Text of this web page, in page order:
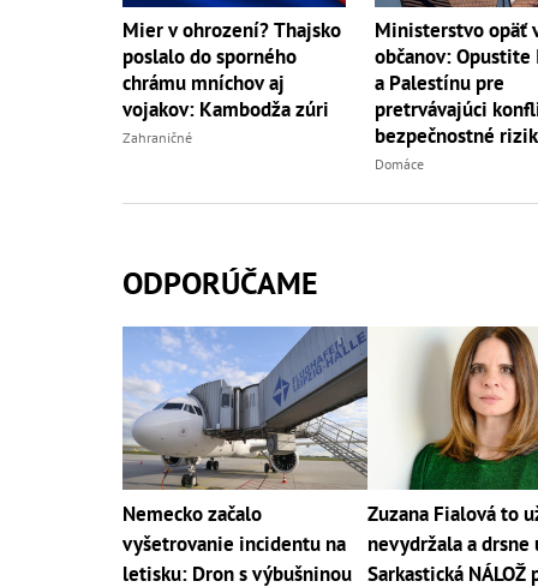
Mier v ohrození? Thajsko
poslalo do sporného
chrámu mníchov aj
vojakov: Kambodža zúri
Zahraničné
Ministerstvo opäť
občanov: Opustite
a Palestínu pre
pretrvávajúci
bezpečnostné
Domáce
ODPORÚČAME
Nemecko začalo
vyšetrovanie incidentu na
letisku: Dron s výbušninou
Zuzana Fialová to
nevydržala a drsne
Sarkastická NÁLOŽ